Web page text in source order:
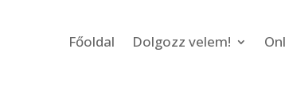
Főoldal Dolgozz velem!